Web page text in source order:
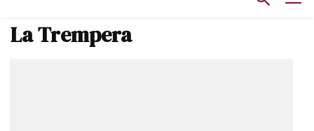
La Trempera